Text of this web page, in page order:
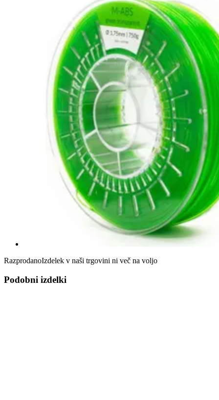
RazprodanoIzdelek v naši trgovini ni več na voljo
Podobni izdelki